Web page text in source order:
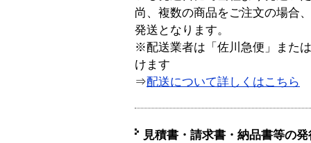
尚、複数の商品をご注文の場合
発送となります。
※配送業者は「佐川急便」また
けます
⇒配送について詳しくはこちら
見積書・請求書・納品書等の